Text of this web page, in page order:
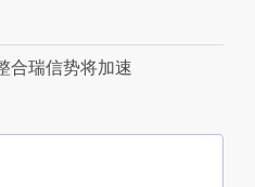
合瑞信势将加速